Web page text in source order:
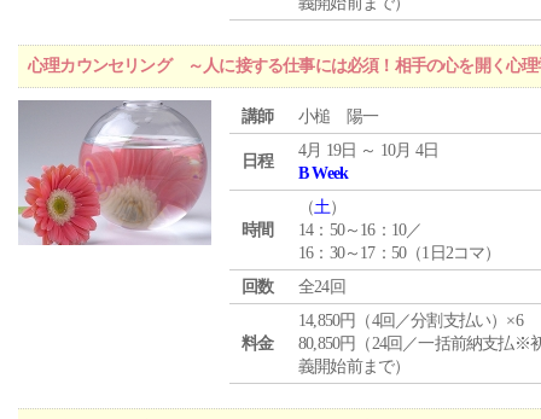
心理カウンセリング ～人に接する仕事には必須！相手の心を開く心理
講師 小槌 陽一
日程
4月 19日 ～ 10月 4日
B Week
時間
（土）
14：50～16：10／
16：30～17：50（1日2コマ）
回数
全24回
料金
14,850円（4回／分割支払い）×6
80,850円（24回／一括前納支払※
義開始前まで）